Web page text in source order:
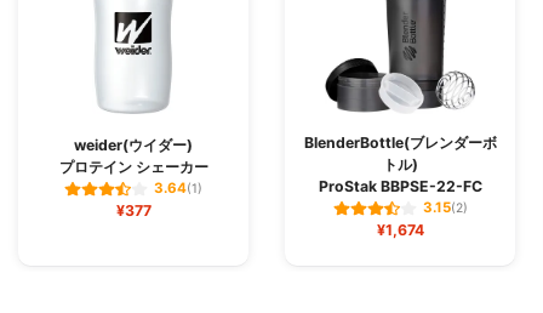
weider(ウイダー)
プロテイン シェーカー
3.64(1)
¥377
BlenderBottle(ブレンダーボ
トル)
ProStak BBPSE-22-FC
3.15(2)
¥1,674